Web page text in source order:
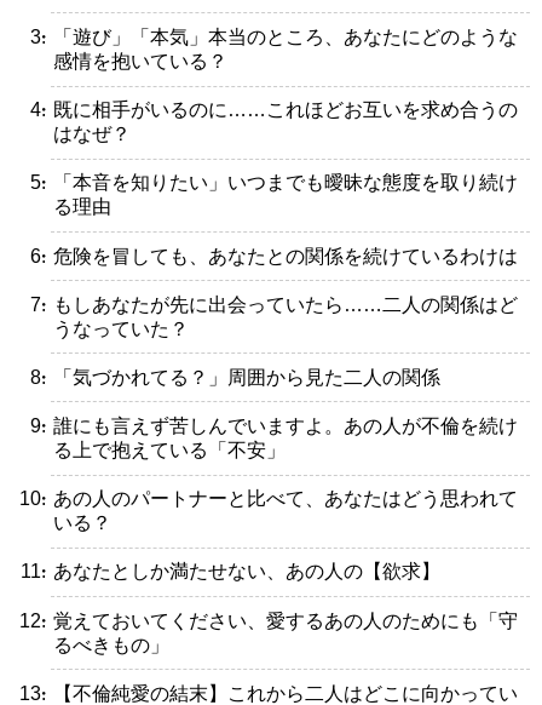
・「遊び」「本気」本当のところ、あなたにどのような
感情を抱いている？
・既に相手がいるのに……これほどお互いを求め合うの
はなぜ？
・「本音を知りたい」いつまでも曖昧な態度を取り続け
る理由
・危険を冒しても、あなたとの関係を続けているわけは
・もしあなたが先に出会っていたら……二人の関係はど
うなっていた？
・「気づかれてる？」周囲から見た二人の関係
・誰にも言えず苦しんでいますよ。あの人が不倫を続け
る上で抱えている「不安」
・あの人のパートナーと比べて、あなたはどう思われて
いる？
・あなたとしか満たせない、あの人の【欲求】
・覚えておいてください、愛するあの人のためにも「守
るべきもの」
・【不倫純愛の結末】これから二人はどこに向かってい